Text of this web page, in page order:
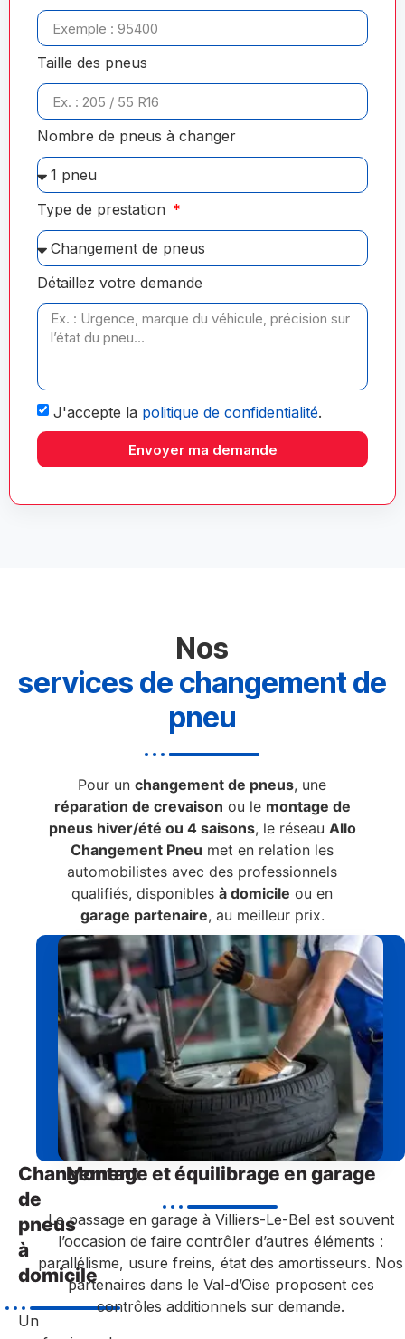
Taille des pneus
Nombre de pneus à changer
Type de prestation
Détaillez votre demande
J'accepte la politique de confidentialité.
Envoyer ma demande
Nos
services de changement de
pneu
Pour unchangement de pneus, une
réparation de crevaison ou le montage de
pneus hiver/été ou 4 saisons, le réseau Allo
Changement Pneu met en relation les
automobilistes avec des professionnels
qualifiés, disponiblesà domicile ou en
garage partenaire, au meilleur prix.
Changement
de
pneus
à
domicile
Un
Montage et équilibrage en garage
Le passage en garage à Villiers-Le-Bel est souvent
l’occasion de faire contrôler d’autres éléments :
parallélisme, usure freins, état des amortisseurs. Nos
partenaires dans le Val-d’Oise proposent ces
contrôles additionnels sur demande.